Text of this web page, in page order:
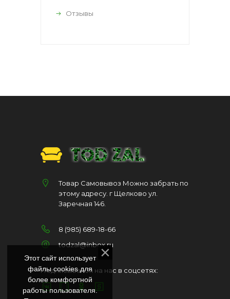
Отзывы
Товар Самовывоз Можно забрать по
этому адресу. г Щелково ул.
Заречная 146.
8 (985) 689-18-66
todzal@inbox.ru
Подписывайся на нас в соцсетях:
Этот сайт использует
файлы cookies для
более комфортной
работы пользователя.